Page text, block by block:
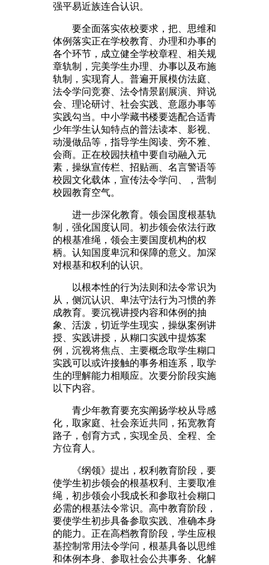
强平易近族连合认识。
要全面落实依校要求，把、思维和
体例落实正在学校教育、办理和办事的
各个环节，成立健全学校章程、相关规
章轨制，完美学生办理、办事以及布施
轨制，实现育人。普遍开展模仿法庭、
法令学问竞赛、法令情景剧展演、辩说
会、理论研讨、社会实践、意愿办事等
实践勾当。中小学藏书楼要选配合适青
少年学生认知特点的普法读本、影视、
动漫做品等，指导学生阅读、旁不雅、
会商。正在校园扶植中要自动融入元
素，操纵宣传栏、招贴画、名言警语等
校园文化载体，宣传法令学问、，营制
校园教育空气。
进一步深化教育。领会国度根基轨
制，强化国度认同。初步领会依法行政
的根基准绳，领会主要国度机构的权
柄。认知国度卑沉和保障的意义。加深
对根基和权利的认识。
以根本性的行为法则和法令常识为
从，侧沉认识、卑法守法行为习惯的养
成教育。要沉视讲授内容和体例的抽
象、活泼，切近学生现实，操纵案例讲
授、实践讲授，从糊口实践中提炼案
例，沉视将焦点、主要概念取学生糊口
实践可以或许接触的事务相连系，取学
生的理解能力相顺应。次要分阶段实施
以下内容。
青少年教育要充实阐扬学校从导感
化，取家庭、社会亲近共同，拓宽教育
路子，创育方式，实现全员、全程、全
方位育人。
《纲领》提出，权利教育阶段，要
使学生初步领会的根基权利、主要取准
绳，初步领会小我成长和参取社会糊口
必需的根基法令常识。高中教育阶段，
要使学生初步具备参取实践、准确本身
的能力。正在高档教育阶段，学生应根
基控制常用法令学问，根基具备以思维
和体例本身、参取社会公共事务、化解